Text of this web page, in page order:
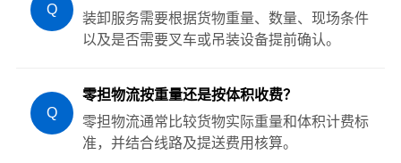
Q
装卸服务需要根据货物重量、数量、现场条件
以及是否需要叉车或吊装设备提前确认。
Q
零担物流按重量还是按体积收费？
零担物流通常比较货物实际重量和体积计费标
准，并结合线路及提送费用核算。